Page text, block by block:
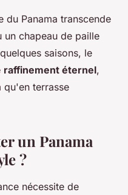
du Panama transcende
un chapeau de paille
saisons, le
raffinement éternel,
qu'en terrasse
un Panama
?
nécessite de